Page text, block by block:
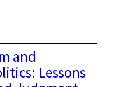
and
Lessons